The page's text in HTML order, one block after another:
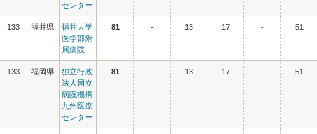
センター
133 福井県
福井大学
医学部附
属病院
81 - 13 17 - 51
133 福岡県
独立行政
法人国立
病院機構
九州医療
センター
81 - 13 17 - 51